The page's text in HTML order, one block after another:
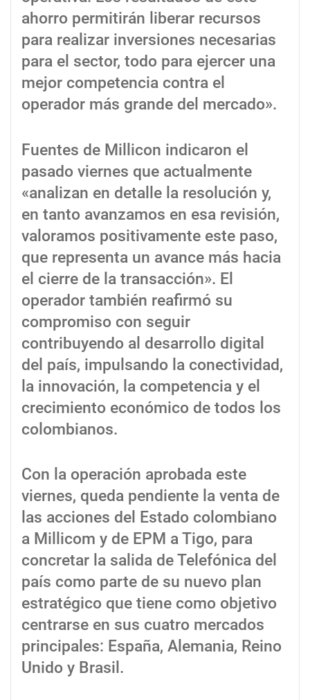
ahorro permitirán liberar recursos
para realizar inversiones necesarias
para el sector, todo para ejercer una
mejor competencia contra el
operador más grande del mercado».
Fuentes de Millicon indicaron el
pasado viernes que actualmente
«analizan en detalle la resolución y,
en tanto avanzamos en esa revisión,
valoramos positivamente este paso,
que representa un avance más hacia
el cierre de la transacción». El
operador también reafirmó su
compromiso con seguir
contribuyendo al desarrollo digital
del país, impulsando la conectividad,
la innovación, la competencia y el
crecimiento económico de todos los
colombianos.
Con la operación aprobada este
viernes, queda pendiente la venta de
las acciones del Estado colombiano
a Millicom y de EPM a Tigo, para
concretar la salida de Telefónica del
país como parte de su nuevo plan
estratégico que tiene como objetivo
centrarse en sus cuatro mercados
principales: España, Alemania, Reino
Unido y Brasil.